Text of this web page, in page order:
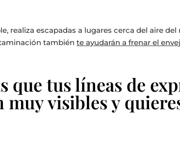
realiza escapadas a lugares cerca del aire
tambiénte ayudarán a frenar el
que tus líneas de
muy visibles y